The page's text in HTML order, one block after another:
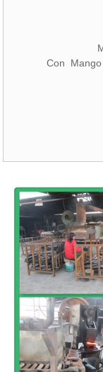
Con Mango